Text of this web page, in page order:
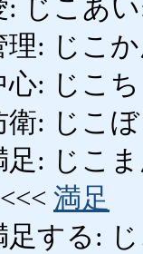
: じこあ
理: じこ
心: じこ
衛: じこ
足: じこま
満足
足する: